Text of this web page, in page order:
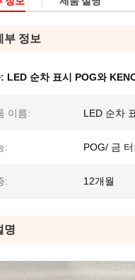
부 정보
LED 순차 표시 POG와
이름: LED 순차
: POG/ 금 터
: 12개월
명